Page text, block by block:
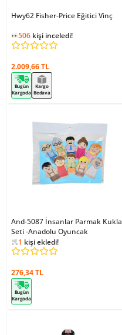
Hwy62 Fisher-Price Eğitici Vinç
506 kişi inceledi!
2.009,66 TL
Bugün
Kargoda
Kargo
Bedava
And-5087 İnsanlar Parmak Kukla
Seti -Anadolu Oyuncak
481kişi inceledi!
1 kişi ekledi!
481kişi inceledi!
276,34 TL
Bugün
Kargoda